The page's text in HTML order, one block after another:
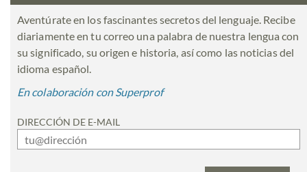
Aventúrate en los fascinantes secretos del lenguaje. Recibe
diariamente en tu correo una palabra de nuestra lengua con
su significado, su origen e historia, así como las noticias del
idioma español.
En colaboración con Superprof
DIRECCIÓN DE E-MAIL